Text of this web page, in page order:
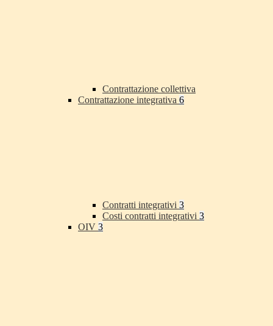
Contrattazione collettiva
Contrattazione integrativa 6
Contratti integrativi 3
Costi contratti integrativi 3
OIV 3